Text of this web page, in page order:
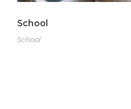
School
School